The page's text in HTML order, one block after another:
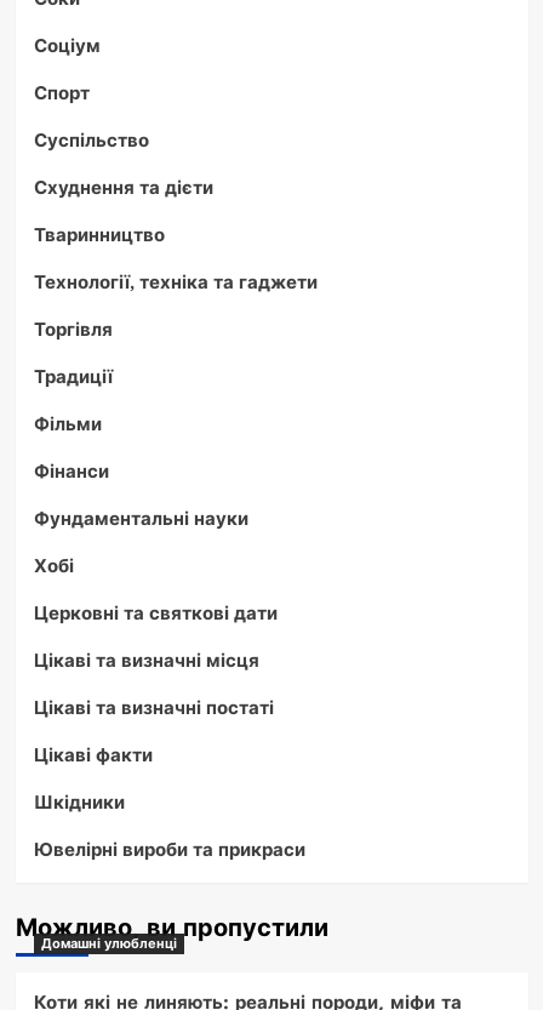
Соціум
Спорт
Суспільство
Схуднення та дієти
Тваринництво
Технології, техніка та гаджети
Торгівля
Традиції
Фільми
Фінанси
Фундаментальні науки
Хобі
Церковні та святкові дати
Цікаві та визначні місця
Цікаві та визначні постаті
Цікаві факти
Шкідники
Ювелірні вироби та прикраси
Можливо, ви пропустили
Домашні улюбленці
Коти які не линяють: реальні породи, міфи та